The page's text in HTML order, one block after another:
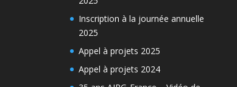
Inscription à la journée annuelle
2025
Appel à projets 2025
Appel à projets 2024